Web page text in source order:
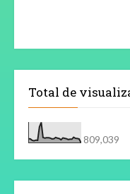
Total de
809,039